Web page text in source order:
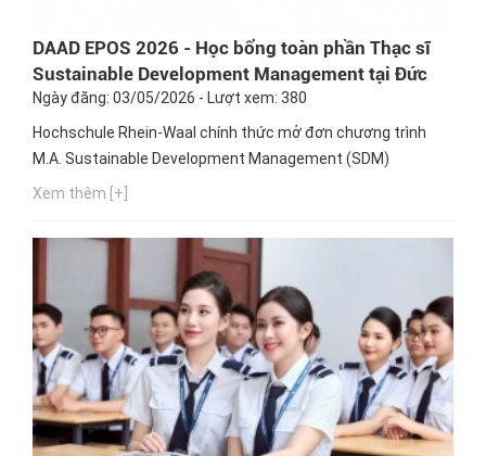
DAAD EPOS 2026 - Học bổng toàn phần Thạc sĩ
Sustainable Development Management tại Đức
Ngày đăng: 03/05/2026 - Lượt xem: 380
Hochschule Rhein-Waal chính thức mở đơn chương trình
M.A. Sustainable Development Management (SDM)
Xem thêm [+]